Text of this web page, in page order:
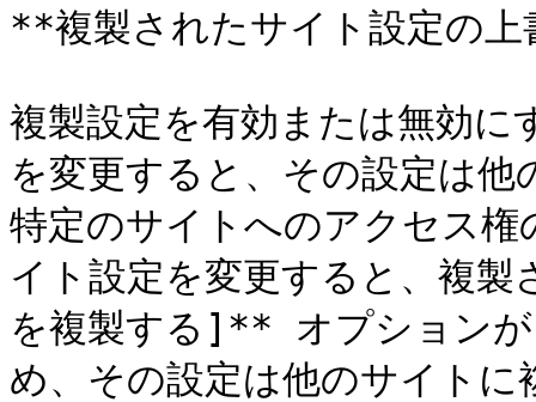
**複製されたサイト設定の
複製設定を有効または無効に
を変更すると、その設定は
特定のサイトへのアクセス
イト設定を変更すると、複
を複製する]** オプションが
め、その設定は他のサイト